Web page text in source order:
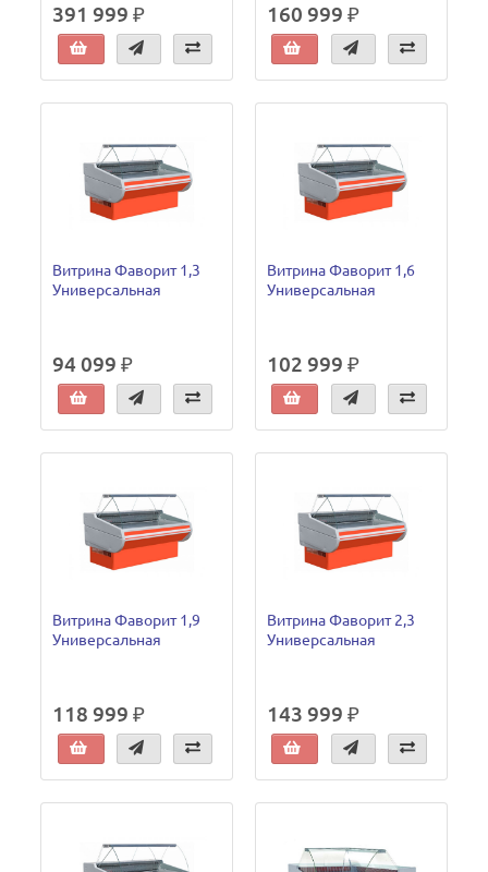
391 999 ₽ 160 999 ₽
Витрина Фаворит 1,3
Универсальная
94 099 ₽
Витрина Фаворит 1,6
Универсальная
102 999 ₽
Витрина Фаворит 1,9
Универсальная
118 999 ₽
Витрина Фаворит 2,3
Универсальная
143 999 ₽